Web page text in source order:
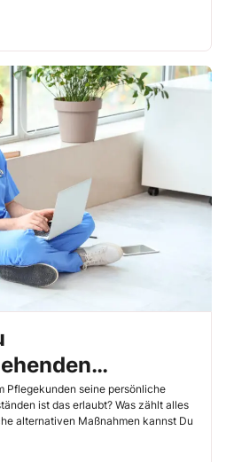
Du Dich
Pflegekunden seine persönliche
ist das erlaubt? Was zählt alles
alternativen Maßnahmen kannst Du